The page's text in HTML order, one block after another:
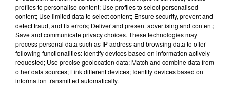
Flash infos
Crédit :Flash infos
profiles to personalise content; Use profiles to select personalised
content; Use limited data to select content; Ensure security, prevent and
detect fraud, and fix errors; Deliver and present advertising and content;
Save and communicate privacy choices. These technologies may
process personal data such as IP address and browsing data to offer
following functionalities: Identify devices based on information actively
requested; Use precise geolocation data; Match and combine data from
other data sources; Link different devices; Identify devices based on
information transmitted automatically.